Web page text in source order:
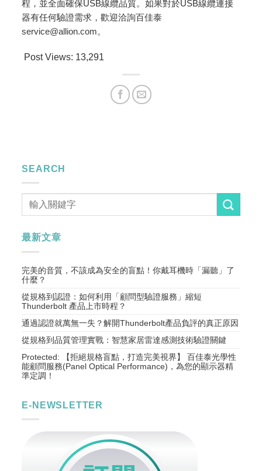
程，並全面確保USB線纜品質。如果對於USB線纜連接
器有任何驗證需求，歡迎洽詢百佳泰
service@allion.com。
Post Views: 13,291
SEARCH
最新文章
完美的音質，不該成為安全的盲點！你戴耳機時「漏聽」了
什麼？
從規格到認證：如何利用「顧問型驗證服務」縮短
Thunderbolt 產品上市時程？
通過認證就萬無一失？解開Thunderbolt產品負評的真正原因
從規格到品質管理實戰：智慧家居雷達感測技術驗證關鍵
Protected: 【拒絕規格盲點，打造完美視界】 百佳泰光學性
能顧問服務(Panel Optical Performance)，為您的顯示器精
準定調！
E-NEWSLETTER